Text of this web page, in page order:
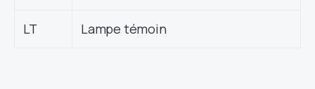
LT Lampe témoin